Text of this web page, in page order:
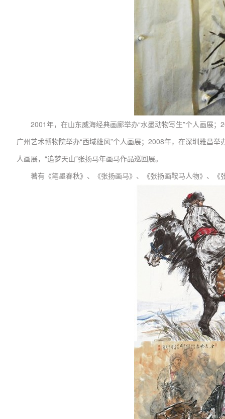
2001年，在山东威海经典画廊举办“水墨动物写生”个人画展
广州艺术博物院举办“西域雄风”个人画展；2008年，在深圳雅昌
人画展，“追梦天山”张扬马年画马作品巡回展。
著有《笔墨春秋》、《张扬画马》、《张扬画鞍马人物》、《